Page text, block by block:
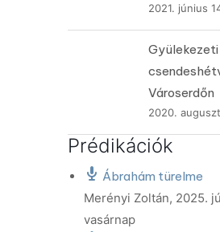
2021. június
Gyülekezeti
Városerdőn
2020.
Prédikációk
Ábrahám türelme
Merényi Zoltán, 2025.
vasárnap